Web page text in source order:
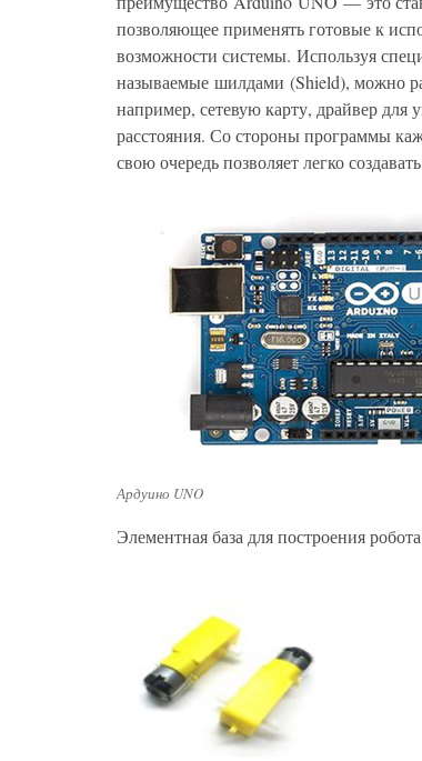
позволяющее применять готовые к
возможности системы. Используя
называемые шилдами (Shield), можно
например, сетевую карту, драйвер
расстояния. Со стороны программы
свою очередь позволяет легко
Ардуино UNO
Элементная база для построения робота